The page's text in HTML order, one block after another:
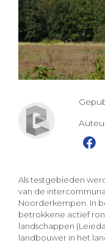
Als testgebieden
van de
Noorderkempen. In
betrokkene actief
landschappen
landbouwer in het